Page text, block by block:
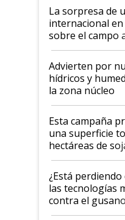
La sorpresa de
internacional
sobre el campo
"Estoy muy
Advierten por
hídricos y
la zona núcleo
Esta campaña
una superficie
hectáreas de
con una nueva
variedades que
salto
rendimiento
¿Está perdiendo
las tecnologías
contra el gusano
desafío de una